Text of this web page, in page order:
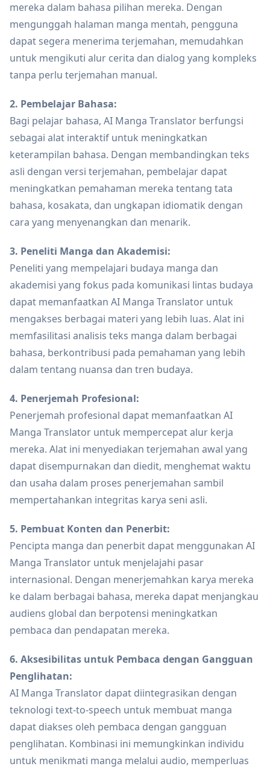
mereka dalam bahasa pilihan mereka. Dengan
mengunggah halaman manga mentah, pengguna
dapat segera menerima terjemahan, memudahkan
untuk mengikuti alur cerita dan dialog yang kompleks
tanpa perlu terjemahan manual.
2. Pembelajar Bahasa:
Bagi pelajar bahasa, AI Manga Translator berfungsi
sebagai alat interaktif untuk meningkatkan
keterampilan bahasa. Dengan membandingkan teks
asli dengan versi terjemahan, pembelajar dapat
meningkatkan pemahaman mereka tentang tata
bahasa, kosakata, dan ungkapan idiomatik dengan
cara yang menyenangkan dan menarik.
3. Peneliti Manga dan Akademisi:
Peneliti yang mempelajari budaya manga dan
akademisi yang fokus pada komunikasi lintas budaya
dapat memanfaatkan AI Manga Translator untuk
mengakses berbagai materi yang lebih luas. Alat ini
memfasilitasi analisis teks manga dalam berbagai
bahasa, berkontribusi pada pemahaman yang lebih
dalam tentang nuansa dan tren budaya.
4. Penerjemah Profesional:
Penerjemah profesional dapat memanfaatkan AI
Manga Translator untuk mempercepat alur kerja
mereka. Alat ini menyediakan terjemahan awal yang
dapat disempurnakan dan diedit, menghemat waktu
dan usaha dalam proses penerjemahan sambil
mempertahankan integritas karya seni asli.
5. Pembuat Konten dan Penerbit:
Pencipta manga dan penerbit dapat menggunakan AI
Manga Translator untuk menjelajahi pasar
internasional. Dengan menerjemahkan karya mereka
ke dalam berbagai bahasa, mereka dapat menjangkau
audiens global dan berpotensi meningkatkan
pembaca dan pendapatan mereka.
6. Aksesibilitas untuk Pembaca dengan Gangguan
Penglihatan:
AI Manga Translator dapat diintegrasikan dengan
teknologi text-to-speech untuk membuat manga
dapat diakses oleh pembaca dengan gangguan
penglihatan. Kombinasi ini memungkinkan individu
untuk menikmati manga melalui audio, memperluas